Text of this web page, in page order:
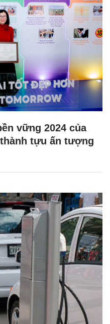
vững 2024 của
tựu ấn tượng